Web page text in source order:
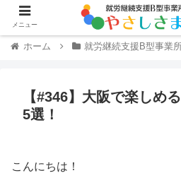
ホーム 就労継続支援B型事業
【#346】大阪で楽しめ
5選！
こんにちは！
メニュー